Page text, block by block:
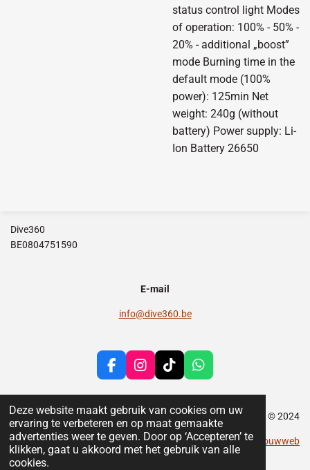
Deze website maakt gebruik van cookies om uw
ervaring te verbeteren en op maat gemaakte
advertenties weer te geven. Door op ‘Accepteren’ te
klikken, gaat u akkoord met het gebruik van alle
cookies.
status control light Modes
of operation: 100% - 50% -
20% - additional „boost”
mode Burning time in the
default mode (100%
power): 125min Net
weight: 240g (without
battery) Power supply: Li-
Ion Battery 26650
Dive360
BE0804751590
E-mail
info@dive360.be
F
a
c
e
b
o
o
I
n
s
t
a
g
r
T
i
k
T
o
k
W
h
a
t
s
A
p
© 2024
Powered by Jouwweb